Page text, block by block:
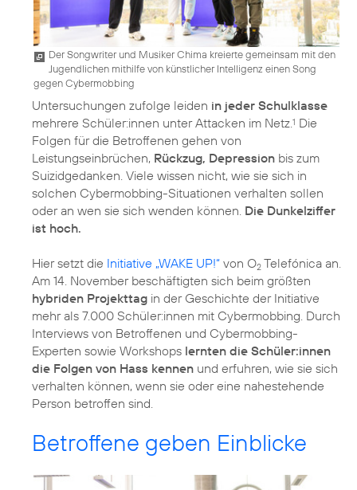
Der Songwriter und Musiker Chima kreierte gemeinsam mit den
Jugendlichen mithilfe von künstlicher Intelligenz einen Song
gegen Cybermobbing
Untersuchungen zufolge leiden in jeder Schulklasse
mehrere Schüler:innen unter Attacken im Netz.1 Die
Folgen für die Betroffenen gehen von
Leistungseinbrüchen, Rückzug, Depression bis zum
Suizidgedanken. Viele wissen nicht, wie sie sich in
solchen Cybermobbing-Situationen verhalten sollen
oder an wen sie sich wenden können. Die Dunkelziffer
ist hoch.
Hier setzt die Initiative „WAKE UP!“ von O2 Telefónica an.
Am 14. November beschäftigten sich beim größten
hybriden Projekttag in der Geschichte der Initiative
mehr als 7.000 Schüler:innen mit Cybermobbing. Durch
Interviews von Betroffenen und Cybermobbing-
Experten sowie Workshops lernten die Schüler:innen
die Folgen von Hass kennen und erfuhren, wie sie sich
verhalten können, wenn sie oder eine nahestehende
Person betroffen sind.
Betroffene geben Einblicke